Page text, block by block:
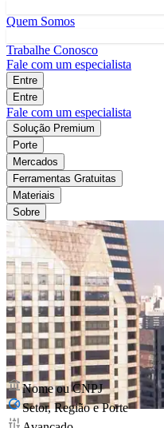
Quem Somos
Trabalhe Conosco
Fale com um especialista
Entre
Entre
Fale com um especialista
Solução Premium
Porte
Mercados
Ferramentas Gratuitas
Materiais
Sobre
Nome ou CNPJ
Setor, Região e Porte